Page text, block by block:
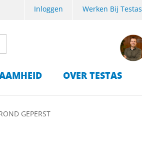
Inloggen Werken Bij Testas
OVER TESTAS
GEPERST